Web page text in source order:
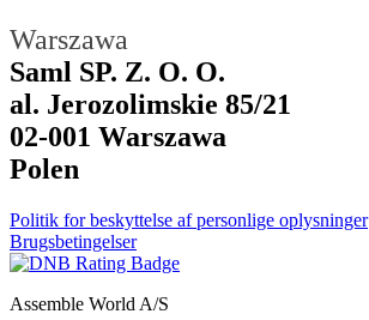
Warszawa
Saml SP. Z. O. O.
al. Jerozolimskie 85/21
02-001 Warszawa
Polen
Politik for beskyttelse af personlige oplysninger
Brugsbetingelser
Assemble World A/S